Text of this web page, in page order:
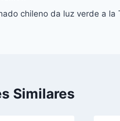
chileno da luz verde a la
Similares